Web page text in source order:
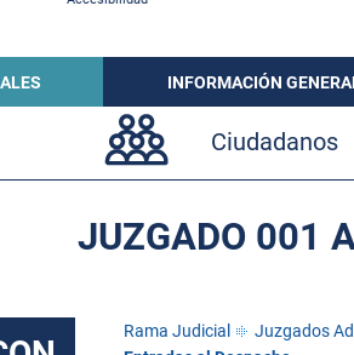
INFORMACIÓN
Ciudadanos
JUZGADO 001
Rama Judicial Juzgados